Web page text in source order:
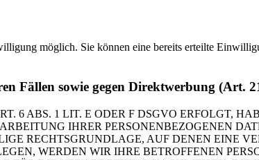
möglich. Sie können eine bereits erteilte
Fällen sowie gegen Direktwerbung (Art.
6 ABS. 1 LIT. E ODER F DSGVO ERFOLGT,
IHRER PERSONENBEZOGENEN
RECHTSGRUNDLAGE, AUF DENEN EINE
WERDEN WIR IHRE BETROFFENEN